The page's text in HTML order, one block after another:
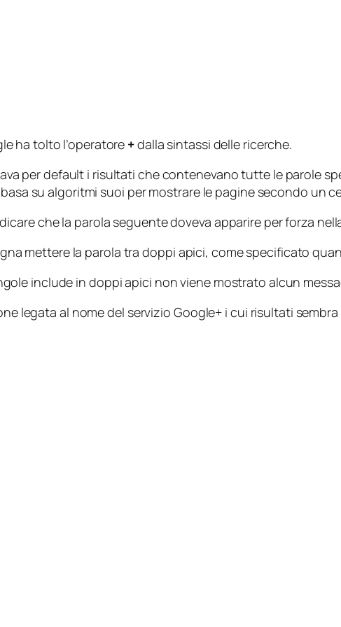
ha tolto l’operatore +dalla sintassi delle ricerche.
per default i risultati che contenevano tutte le parole
su algoritmi suoi per mostrare le pagine secondo un
che la parola seguente doveva apparire per forza
mettere la parola tra doppi apici, come specificato
include in doppi apici non viene mostrato alcun
legata al nome del servizio Google+ i cui risultati